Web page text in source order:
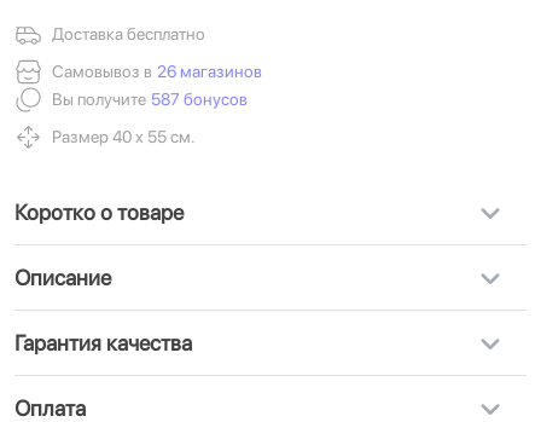
Доставка бесплатно
Самовывоз в 26 магазинов
Вы получите 587 бонусов
Размер 40 х 55 см.
Коротко о товаре
Описание
Гарантия качества
Оплата